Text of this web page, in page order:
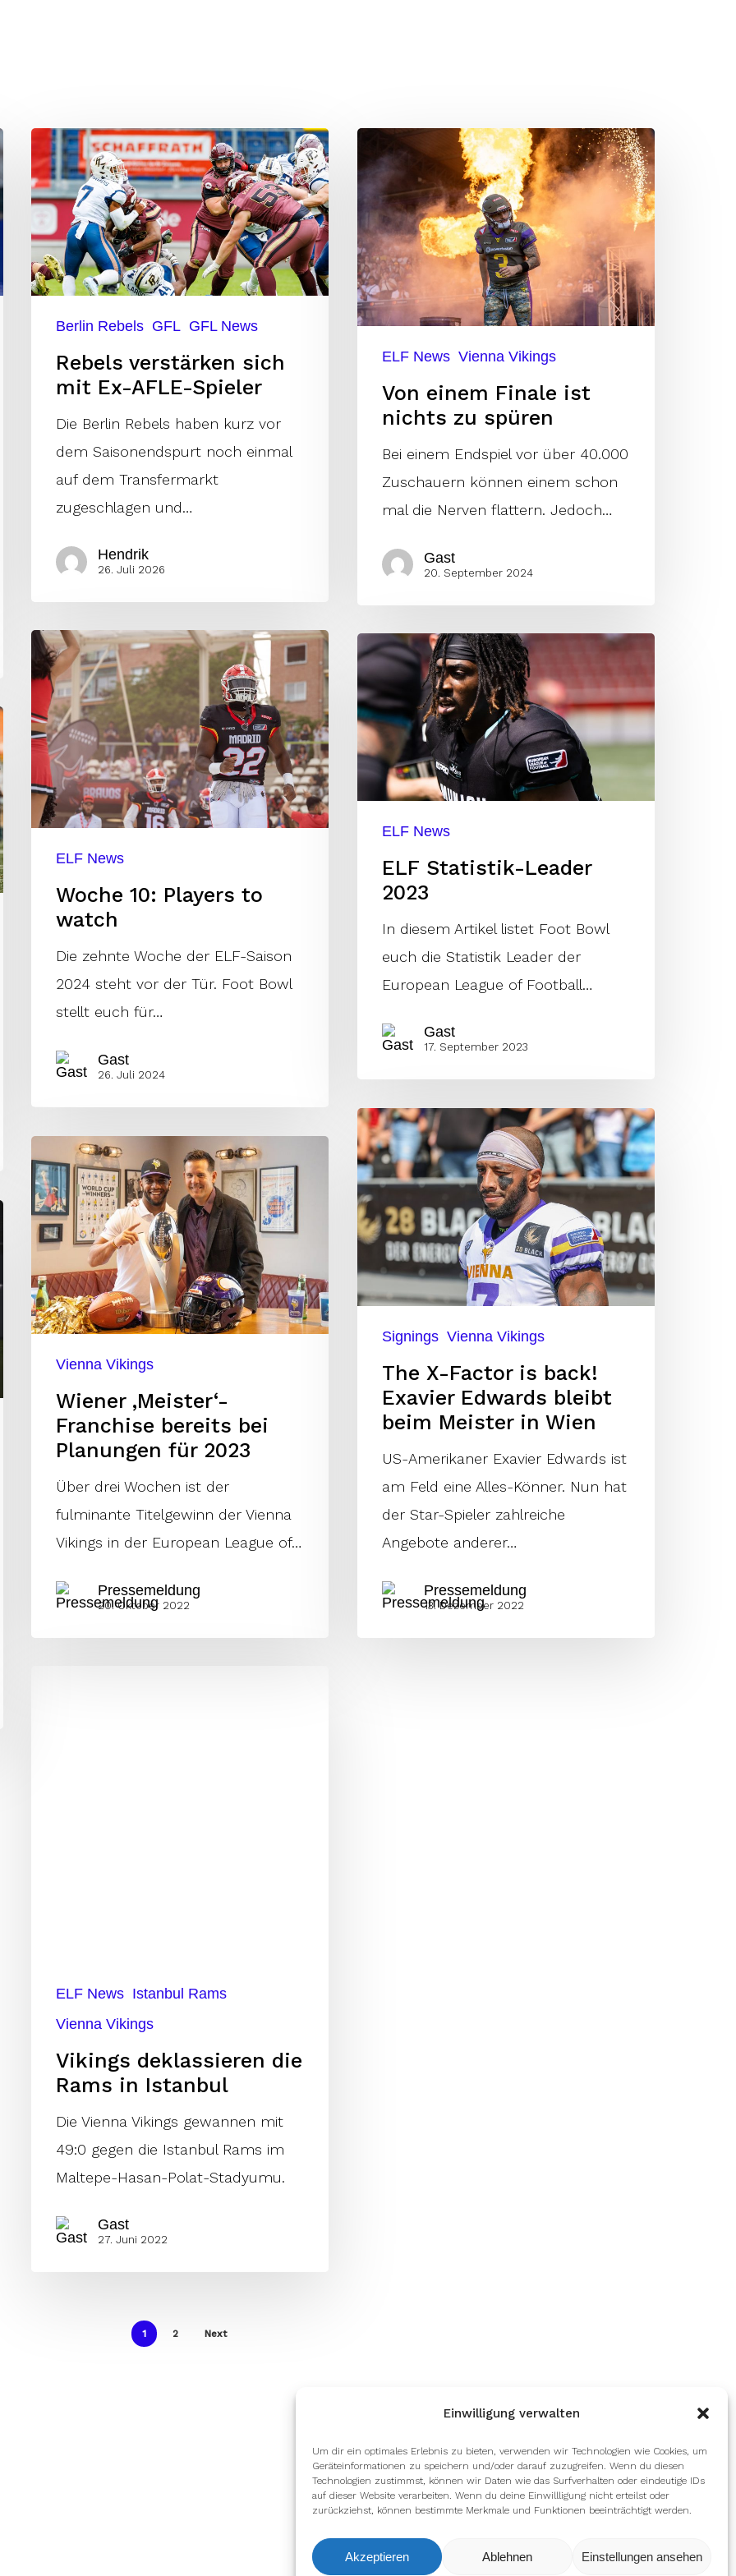
Einwilligung verwalten
Um dir ein optimales Erlebnis zu bieten, verwenden wir Technologien wie Cookies, um
Geräteinformationen zu speichern und/oder darauf zuzugreifen. Wenn du diesen
Technologien zustimmst, können wir Daten wie das Surfverhalten oder eindeutige IDs
auf dieser Website verarbeiten. Wenn du deine Einwillligung nicht erteilst oder
zurückziehst, können bestimmte Merkmale und Funktionen beeinträchtigt werden.
Akzeptieren Ablehnen Einstellungen ansehen
Rebels
verstärken
sich
mit
Ex-
AFLE-
Berlin Rebels GFL GFL News
Rebels verstärken sich
mit Ex-AFLE-Spieler
Die Berlin Rebels haben kurz vor
dem Saisonendspurt noch einmal
auf dem Transfermarkt
zugeschlagen und…
Hendrik
26. Juli 2026
einem
Finale
ist
nichts
zu
spüren
ELF News Vienna Vikings
Von einem Finale ist
nichts zu spüren
Bei einem Endspiel vor über 40.000
Zuschauern können einem schon
mal die Nerven flattern. Jedoch…
Gast
20. September 2024
Woche
10:
Players
to
watch
ELF News
Woche 10: Players to
watch
Die zehnte Woche der ELF-Saison
2024 steht vor der Tür. Foot Bowl
stellt euch für…
Gast
26. Juli 2024
ELF
Statistik-
Leader
2023
ELF News
ELF Statistik-Leader
2023
In diesem Artikel listet Foot Bowl
euch die Statistik Leader der
European League of Football…
Gast
17. September 2023
The
X-
Factor
is
back!
Exavier
Edwards
beim
Meister
Wien
Signings Vienna Vikings
The X-Factor is back!
Exavier Edwards bleibt
beim Meister in Wien
US-Amerikaner Exavier Edwards ist
am Feld eine Alles-Könner. Nun hat
der Star-Spieler zahlreiche
Angebote anderer…
Pressemeldung
13. Dezember 2022
Wiener
‚Meister‘-
Franchise
bereits
Planungen
für
Vienna Vikings
Wiener ‚Meister‘-
Franchise bereits bei
Planungen für 2023
Über drei Wochen ist der
fulminante Titelgewinn der Vienna
Vikings in der European League of…
Pressemeldung
20. Oktober 2022
ELF News Istanbul Rams
Vienna Vikings
Vikings deklassieren die
Rams in Istanbul
Die Vienna Vikings gewannen mit
49:0 gegen die Istanbul Rams im
Maltepe-Hasan-Polat-Stadyumu.
Gast
27. Juni 2022
1 2 Next